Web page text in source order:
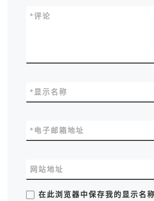
评论
*
显示名称
*
电子邮箱地址
*
网站地址
在此浏览器中保存我的显示名